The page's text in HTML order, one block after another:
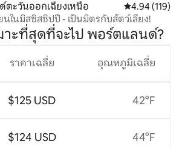
ตะวันออกเฉียงเหนือ คะแนนเฉลี่ย
4.94 (119)
นในมิสซิสซิปปี - เป็นมิตรกับสัตว์เลี้ยง!
าะที่สุดที่จะไป พอร์ตแลนด์?
ราคาเฉลี่ย
$125 USD
$124 USD
อุณหภูมิเฉลี่ย
42°F
44°F